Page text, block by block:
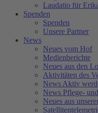
Laudatio für
Spenden
Spenden
Unsere Partner
News
Neues vom Hof
Medienberichte
Neues aus den
Aktivitäten des
News Aktiv
News Pflege-
Neues aus